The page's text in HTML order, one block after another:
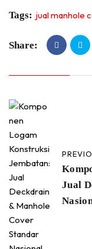
Tags: jual manhole
Share:
Jual